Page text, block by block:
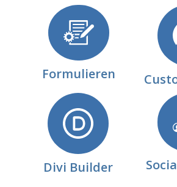
Formulieren
Divi Builder